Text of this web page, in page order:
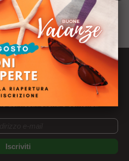
Meliusform
mondo Meliusform
dei nostri eventi e contenuti